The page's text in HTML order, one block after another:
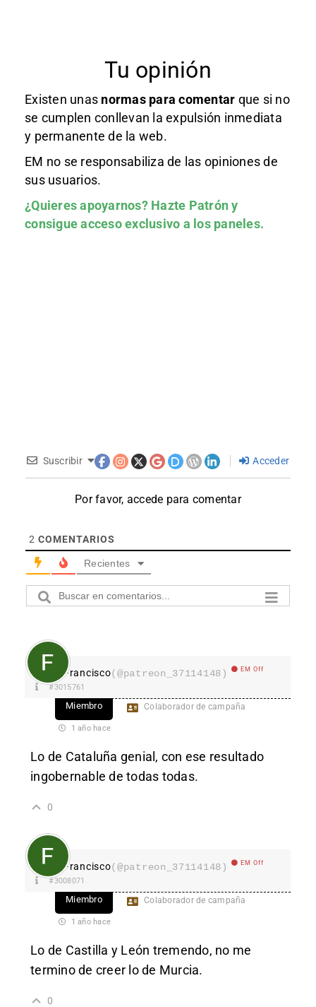
Tu opinión
Existen unas normas para comentar que si no
se cumplen conllevan la expulsión inmediata
y permanente de la web.
EM no se responsabiliza de las opiniones de
sus usuarios.
¿Quieres apoyarnos? Hazte Patróny
consigue acceso exclusivo a los paneles.
Suscribir Acceder
Por favor, accede para comentar
2 COMENTARIOS
Recientes
Francisco(@patreon_37114148) EM Off
#3015761
Miembro Colaborador de campaña
1 año hace
Lo de Cataluña genial, con ese resultado
ingobernable de todas todas.
0
Francisco(@patreon_37114148) EM Off
#3008071
Miembro Colaborador de campaña
1 año hace
Lo de Castilla y León tremendo, no me
termino de creer lo de Murcia.
0